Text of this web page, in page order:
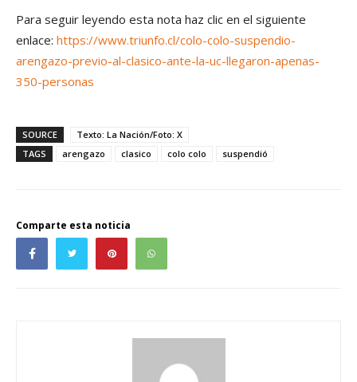
Para seguir leyendo esta nota haz clic en el siguiente
enlace: https://www.triunfo.cl/colo-colo-suspendio-
arengazo-previo-al-clasico-ante-la-uc-llegaron-apenas-
350-personas
SOURCE
Texto: La Nación/Foto: X
TAGS
arengazo clasico colo colo suspendió
Comparte esta noticia